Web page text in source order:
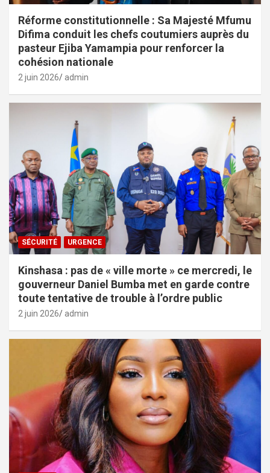
Réforme constitutionnelle : Sa Majesté Mfumu
Difima conduit les chefs coutumiers auprès du
pasteur Ejiba Yamampia pour renforcer la
cohésion nationale
2 juin 2026 admin
SÉCURITÉ URGENCE
Kinshasa : pas de « ville morte » ce mercredi, le
gouverneur Daniel Bumba met en garde contre
toute tentative de trouble à l’ordre public
2 juin 2026 admin